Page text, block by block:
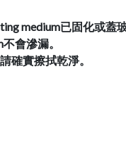
medium已固化或蓋
會滲漏。
確實擦拭乾淨。